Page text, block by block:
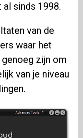
sinds 1998.
van de
waar het
zijn om
van je niveau